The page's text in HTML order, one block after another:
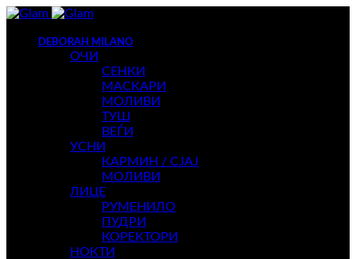
DEBORAH MILANO
ОЧИ
СЕНКИ
МАСКАРИ
МОЛИВИ
ТУШ
ВЕЃИ
УСНИ
КАРМИН / СЈАЈ
МОЛИВИ
ЛИЦЕ
РУМЕНИЛО
ПУДРИ
КОРЕКТОРИ
НОКТИ